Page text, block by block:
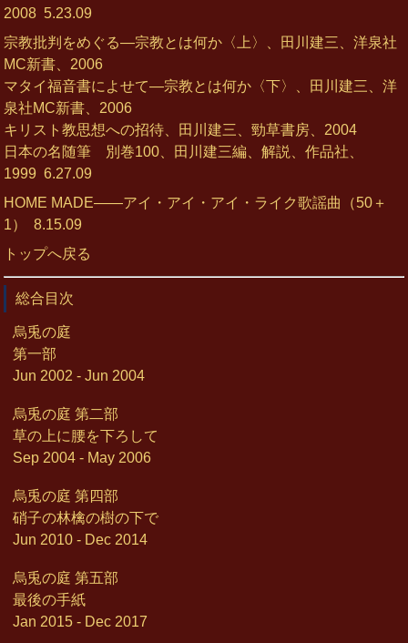
2008 5.23.09
宗教批判をめぐる―宗教とは何か〈上〉、田川建三、洋泉社
MC新書、2006
マタイ福音書によせて―宗教とは何か〈下〉、田川建三、洋
泉社MC新書、2006
キリスト教思想への招待、田川建三、勁草書房、2004
日本の名随筆 別巻100、田川建三編、解説、作品社、
1999 6.27.09
HOME MADE――アイ・アイ・アイ・ライク歌謡曲（50＋
1）
8.15.09
トップへ戻る
総合目次
烏兎の庭
第一部
Jun 2002 - Jun 2004
烏兎の庭 第二部
草の上に腰を下ろして
Sep 2004 - May 2006
烏兎の庭 第四部
硝子の林檎の樹の下で
Jun 2010 - Dec 2014
烏兎の庭 第五部
最後の手紙
Jan 2015 - Dec 2017